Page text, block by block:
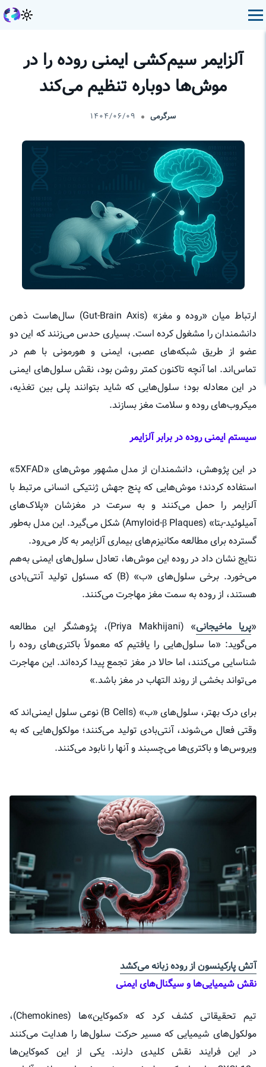
آلزایمر سیم‌کشی ایمنی روده را در
موش‌ها دوباره تنظیم می‌کند
سرگرمی ۱۴۰۴/۰۶/۰۹
ارتباط میان «روده و مغز» (Gut-Brain Axis) سال‌هاست ذهن
دانشمندان را مشغول کرده است. بسیاری حدس می‌زنند که این دو
عضو از طریق شبکه‌های عصبی، ایمنی و هورمونی با هم در
تماس‌اند. اما آنچه تاکنون کمتر روشن بود، نقش سلول‌های ایمنی
در این معادله بود؛ سلول‌هایی که شاید بتوانند پلی بین تغذیه،
میکروب‌های روده و سلامت مغز بسازند.
سیستم ایمنی روده در برابر آلزایمر
در این پژوهش، دانشمندان از مدل مشهور موش‌های «5XFAD»
استفاده کردند؛ موش‌هایی که پنج جهش ژنتیکی انسانی مرتبط با
آلزایمر را حمل می‌کنند و به سرعت در مغزشان «پلاک‌های
آمیلوئید-بتا» (Amyloid-β Plaques) شکل می‌گیرد. این مدل به‌طور
گسترده برای مطالعه مکانیزم‌های بیماری آلزایمر به کار می‌رود.
نتایج نشان داد در روده این موش‌ها، تعادل سلول‌های ایمنی به‌هم
می‌خورد. برخی سلول‌های «ب» (B) که مسئول تولید آنتی‌بادی
هستند، از روده به سمت مغز مهاجرت می‌کنند.
«پریا ماخیجانی
» (Priya Makhijani)، پژوهشگر این مطالعه
می‌گوید: «ما سلول‌هایی را یافتیم که معمولاً باکتری‌های روده را
شناسایی می‌کنند، اما حالا در مغز تجمع پیدا کرده‌اند. این مهاجرت
می‌تواند بخشی از روند التهاب در مغز باشد.»
برای درک بهتر، سلول‌های «ب» (B Cells) نوعی سلول ایمنی‌اند که
وقتی فعال می‌شوند، آنتی‌بادی تولید می‌کنند؛ مولکول‌هایی که به
ویروس‌ها و باکتری‌ها می‌چسبند و آنها را نابود می‌کنند.
آتش پارکینسون از روده زبانه می‌کشد
نقش شیمیایی‌ها و سیگنال‌های ایمنی
تیم تحقیقاتی کشف کرد که «کموکاین»‌ها (Chemokines)،
مولکول‌های شیمیایی که مسیر حرکت سلول‌ها را هدایت می‌کنند
در این فرایند نقش کلیدی دارند. یکی از این کموکاین‌ها